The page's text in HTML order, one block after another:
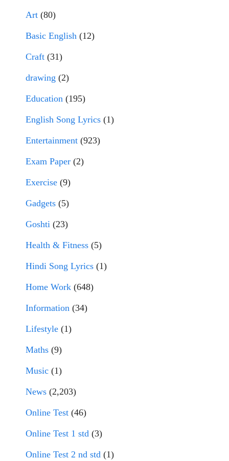
Art (80)
Basic English (12)
Craft (31)
drawing (2)
Education (195)
English Song Lyrics (1)
Entertainment (923)
Exam Paper (2)
Exercise (9)
Gadgets (5)
Goshti (23)
Health & Fitness (5)
Hindi Song Lyrics (1)
Home Work (648)
Information (34)
Lifestyle (1)
Maths (9)
Music (1)
News (2,203)
Online Test (46)
Online Test 1 std (3)
Online Test 2 nd std (1)